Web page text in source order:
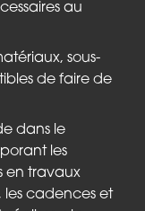
au
sous-
de faire de
dans le
les
en travaux
les cadences et